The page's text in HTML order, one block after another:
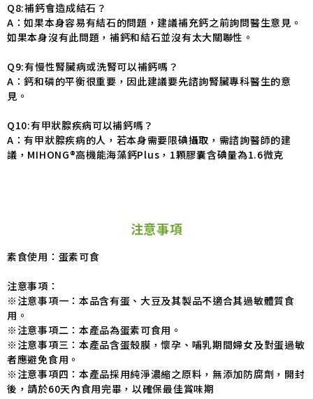
Q8:補鈣會造成結石？
A：如果本身容易有結石的問題，建議補充鈣之前詢問醫生意見。
如果本身沒有此問題，補鈣和結石並沒有太大關聯性。
Q9:有慢性腎臟病或洗腎可以補鈣嗎？
A：鈣和磷的平衡很重要，因此建議要先諮詢腎臟專科醫生的意
見。
Q10:有甲狀腺疾病可以補鈣嗎？
A：有甲狀腺疾病的人，若本身需要限碘攝取，需諮詢醫師的建
議，MIHONG®高機能海藻鈣Plus，1顆膠囊含碘量為1.6微克
注意事項
素食使用：蛋素可食
注意事項：
※注意事項一：本品含有蛋、大豆及其製品不適合其過敏體質食
用。
※注意事項二：本產品為蛋素可食用。
※注意事項三：本產品含蛋殼膜，懷孕、哺乳期間婦女及對蛋過敏
者應避免食用。
※注意事項四：本產品採用純淨濃縮之原料，無添加防腐劑，開封
後，請於60天內食用完畢，以確保最佳賞味期